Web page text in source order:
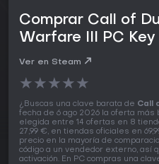
Comprar Call of
Warfare III PC Key
Ver en Steam
★★★★★
¿Buscas una clave barata de Call
fecha de 6 ago 2026 la oferta más
elegida entre 14 ofertas en 8
27,99 €, en tiendas oficiales en
precio en la mayoría de
código a un vendedor externo, así
activación. En PC compras una